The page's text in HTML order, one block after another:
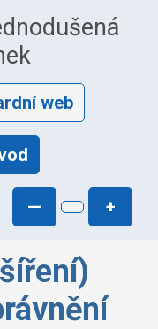
web
— +